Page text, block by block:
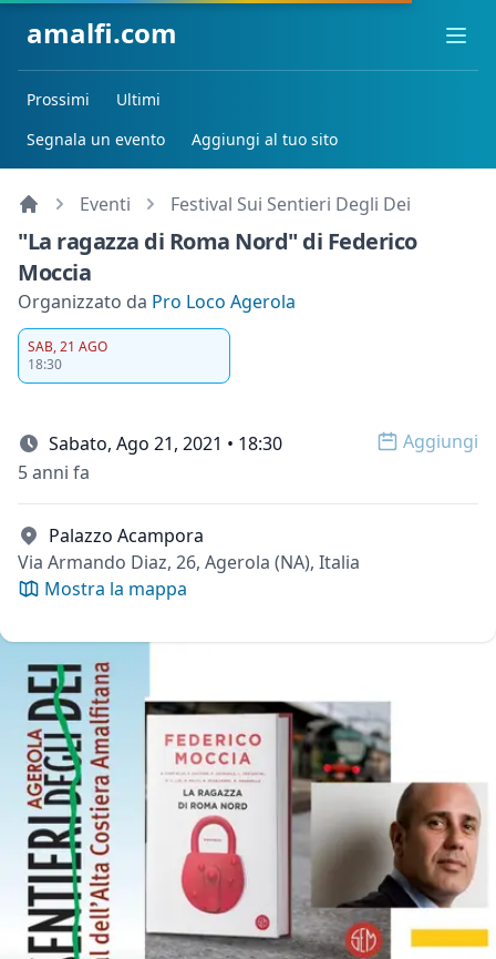
amalfi.com
Prossimi
Ultimi
Segnala un evento
Aggiungi al tuo sito
Eventi Festival Sui Sentieri Degli Dei
"La ragazza di Roma Nord" di Federico
Moccia
Organizzato da Pro Loco Agerola
SAB, 21 AGO
18:30
Sabato, Ago 21, 2021 • 18:30 Open
Aggiungi
5 anni fa
Palazzo Acampora
Via Armando Diaz, 26, Agerola (NA), Italia
Mostra la mappa